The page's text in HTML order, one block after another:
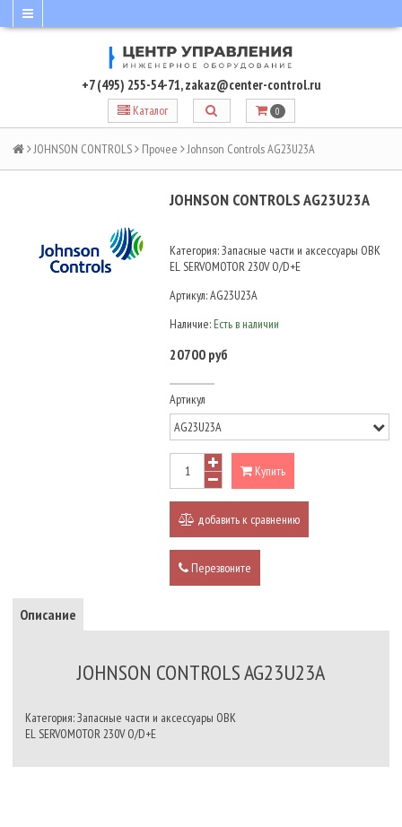
+7 (495) 255-54-71,zakaz@center-control.ru
Каталог 0
JOHNSON CONTROLS Прочее Johnson Controls AG23U23A
JOHNSON CONTROLS AG23U23A
Категория: Запасные части и аксессуары ОВК
EL SERVOMOTOR 230V O/D+E
Артикул:AG23U23A
Наличие: Есть в наличии
20700 руб
Артикул
Купить
добавить к сравнению
Перезвоните
Описание
JOHNSON CONTROLS AG23U23A
Категория: Запасные части и аксессуары ОВК
EL SERVOMOTOR 230V O/D+E